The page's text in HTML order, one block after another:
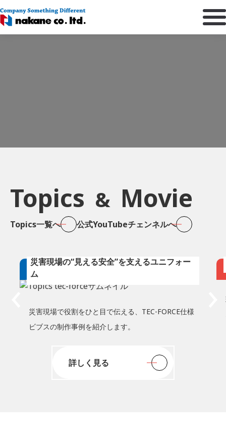
Topics & Movie
Topics一覧へ 公式YouTubeチェンネルへ
Topics
災害現場の“見える安全”を支えるユニフォー
ム
災害現場で役割をひと目で伝える、TEC-FORCE仕様
ビブスの制作事例を紹介します。
詳しく見る